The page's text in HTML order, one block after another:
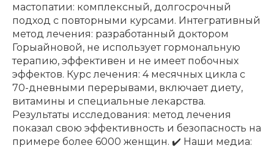
мастопатии: комплексный, долгосрочный
подход с повторными курсами. Интегративный
метод лечения: разработанный доктором
Горыайновой, не использует гормональную
терапию, эффективен и не имеет побочных
эффектов. Курс лечения: 4 месячных цикла с
70-дневными перерывами, включает диету,
витамины и специальные лекарства.
Результаты исследования: метод лечения
показал свою эффективность и безопасность на
примере более 6000 женщин. ✔️ Наши медиа: